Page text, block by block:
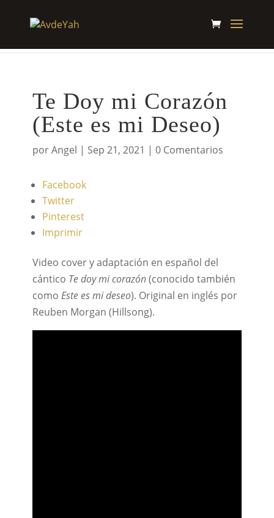
Te Doy mi Corazón
(Este es mi Deseo)
porAngel | Sep 21, 2021 | 0 Comentarios
Facebook
Twitter
Pinterest
Imprimir
Video cover y adaptación en español del
cántico Te doy mi corazón(conocido también
como Este es mi deseo). Original en inglés por
Reuben Morgan (Hillsong).